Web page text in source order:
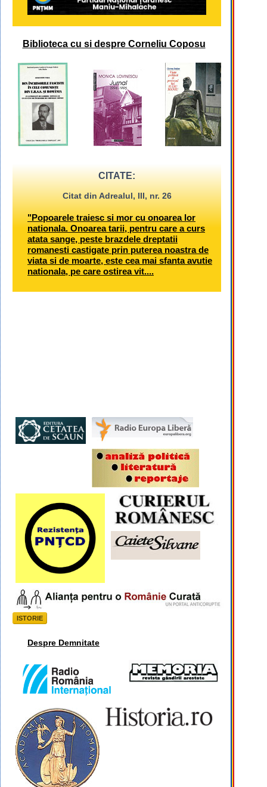
Biblioteca cu si despre Corneliu Coposu
CITATE:
Citat din Adrealul, III, nr. 26
"Popoarele traiesc si mor cu onoarea lor
nationala. Onoarea tarii, pentru care a curs
atata sange, peste brazdele dreptatii
romanesti castigate prin puterea noastra de
viata si de moarte, este cea mai sfanta avutie
nationala, pe care ostirea vit....
ISTORIE
Despre Demnitate